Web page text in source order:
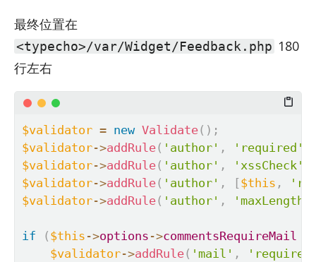
最终位置在
<typecho>/var/Widget/Feedback.php 180
行左右
$validator = new Validate( ) ;
$validator->addRule( 'author' , 'required'
$validator->addRule( 'author' , 'xssCheck'
$validator->addRule( 'author' , [$this ,
$validator->addRule( 'author' , 'maxLength'
if ( $this ->options ->commentsRequireMail
$validator->addRule( 'mail' ,